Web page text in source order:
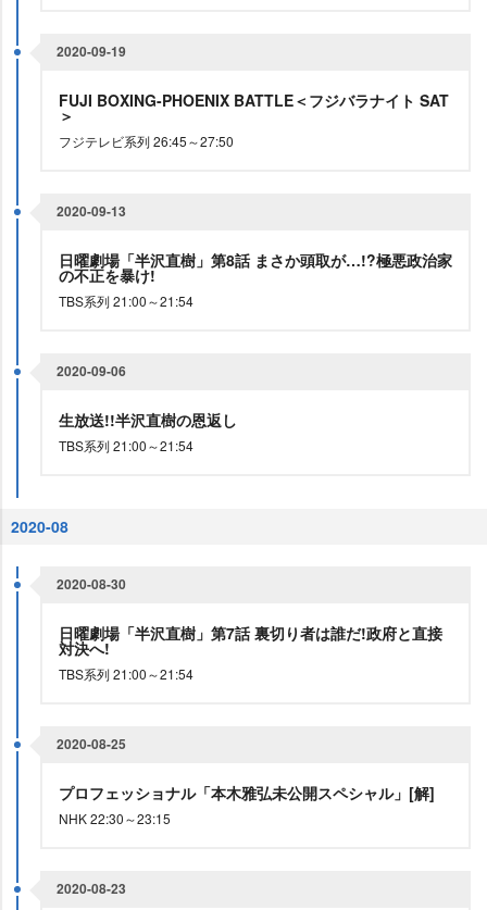
2020-09-19
FUJI BOXING-PHOENIX BATTLE＜フジバラナイト SAT
＞
フジテレビ系列 26:45～27:50
2020-09-13
日曜劇場「半沢直樹」第8話 まさか頭取が…!?極悪政治家
の不正を暴け!
TBS系列 21:00～21:54
2020-09-06
生放送!!半沢直樹の恩返し
TBS系列 21:00～21:54
2020-08
2020-08-30
日曜劇場「半沢直樹」第7話 裏切り者は誰だ!政府と直接
対決へ!
TBS系列 21:00～21:54
2020-08-25
プロフェッショナル「本木雅弘未公開スペシャル」[解]
NHK 22:30～23:15
2020-08-23